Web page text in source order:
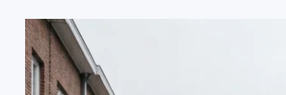
zaobserwuj nas
zaobserwuj nas